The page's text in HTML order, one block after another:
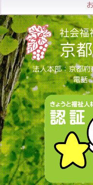
法人本部：京都府
電話